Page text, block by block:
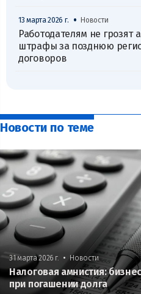
13 марта 2026 г. • Новости
Работодателям не грозят
штрафы за позднюю
договоров
Новости по теме
31 марта 2026 г. • Новости
Налоговая амнистия:
при погашении долга